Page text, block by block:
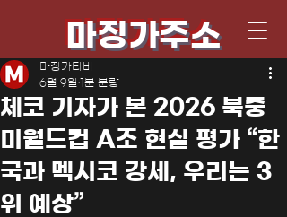
마징가주소
체코 기자가 본 2026 북중
미월드컵 A조 현실 평가 “한
국과 멕시코 강세, 우리는 3
위 예상”
마징가티비
6월 9일 1분 분량